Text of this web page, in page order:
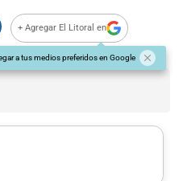
+ Agregar El Litoral en
a tus medios preferidos en Google